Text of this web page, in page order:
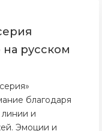
русском
благодаря
и
Эмоции и